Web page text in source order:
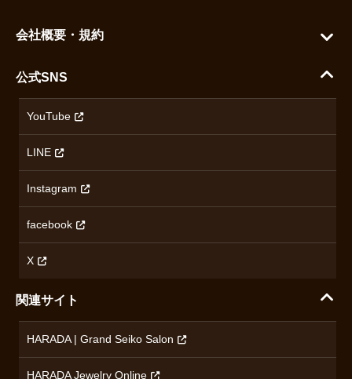
ご利用ガイド
配送・送料について
ハラダの保証とアフターサービス
セイコー
カシオ
オリエントスター
ロンジン
チューダー
ブランド一覧を見る
会社概要・規約
沿革
プライバシーポリシー
無断転載・商用利用について
コンテンツ制作ポリシーおよび生成AIの利用指針
公式SNS
YouTube
LINE
Instagram
facebook
X
関連サイト
HARADA | Grand Seiko Salon
HARADA Jewelry Online